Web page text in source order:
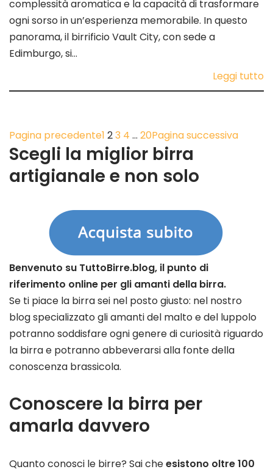
complessità aromatica e la capacità di trasformare
ogni sorso in un’esperienza memorabile. In questo
panorama, il birrificio Vault City, con sede a
Edimburgo, si…
Leggi tutto
Pagina precedente1 23 4 … 20Pagina successiva
Scegli la miglior birra
artigianale e non solo
Benvenuto su TuttoBirre.blog, il punto di
riferimento online per gli amanti della birra.
Se ti piace la birra sei nel posto giusto: nel nostro
blog specializzato gli amanti del malto e del luppolo
potranno soddisfare ogni genere di curiosità riguardo
la birra e potranno abbeverarsi alla fonte della
conoscenza brassicola.
Conoscere la birra per
amarla davvero
Quanto conosci le birre? Sai cheesistono oltre 100